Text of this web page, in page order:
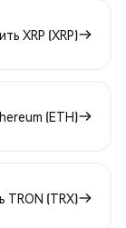
XRP (XRP)
(ETH)
TRON (TRX)